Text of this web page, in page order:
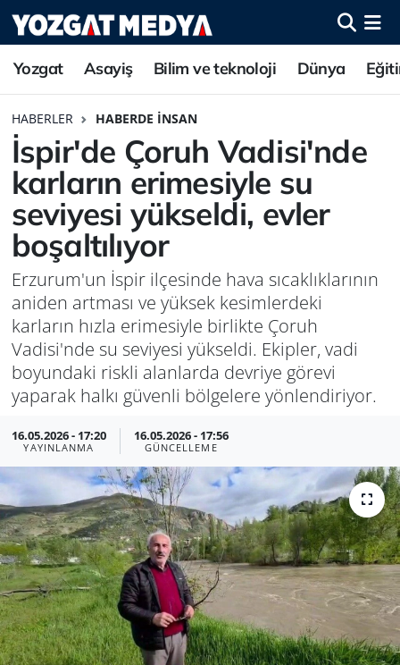
Yozgat Asayiş Bilim ve teknoloji Dünya
HABERLER HABERDE İNSAN
İspir'de Çoruh Vadisi'nde
karların erimesiyle su
seviyesi yükseldi, evler
boşaltılıyor
Erzurum'un İspir ilçesinde hava sıcaklıklarının
aniden artması ve yüksek kesimlerdeki
karların hızla erimesiyle birlikte Çoruh
Vadisi'nde su seviyesi yükseldi. Ekipler, vadi
boyundaki riskli alanlarda devriye görevi
yaparak halkı güvenli bölgelere yönlendiriyor.
16.05.2026 - 17:20
YAYINLANMA
16.05.2026 - 17:56
GÜNCELLEME